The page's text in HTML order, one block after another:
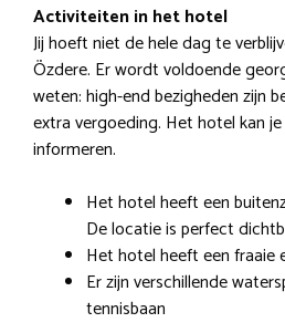
Activiteiten in het hotel
Jij hoeft niet de hele dag te
Özdere. Er wordt voldoende
weten: high-end bezigheden zijn
extra vergoeding. Het hotel kan
informeren.
Het hotel heeft een
De locatie is perfect
Het hotel heeft een fraaie
Er zijn verschillende
tennisbaan